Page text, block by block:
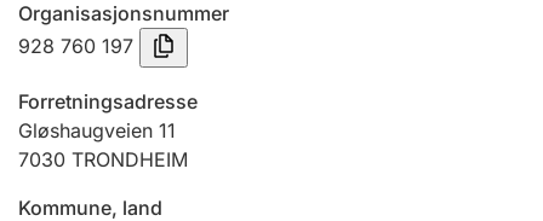
Tinglysing
Jeger
Organisasjonsnummer
928 760 197
Forretningsadresse
Gløshaugveien 11
7030 TRONDHEIM
Kommune, land